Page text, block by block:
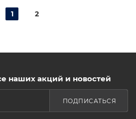
1 2
наших акций и новостей
ПОДПИСАТЬСЯ